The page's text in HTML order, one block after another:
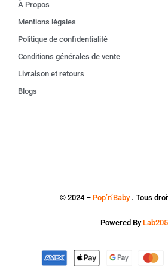
À Propos
Mentions légales
Politique de confidentialité
Conditions générales de vente
Livraison et retours
Blogs
© 2024 – Pop’n’Baby. Tous
Powered By Lab205